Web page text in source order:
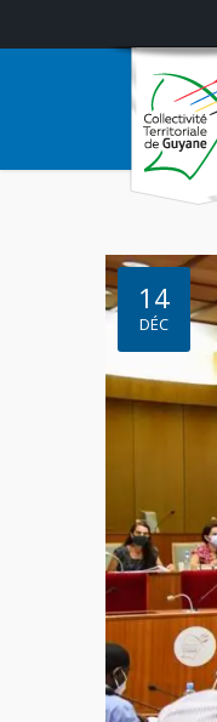
14
DÉC